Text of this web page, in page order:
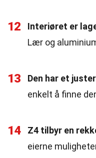
12
Interiøret er
Lær og
13 Den har et
enkelt å finne
14 Z4 tilbyr en
eierne